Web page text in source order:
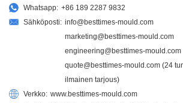
Whatsapp: +86 189 2287 9832
Sähköposti: info@besttimes-mould.com
marketing@besttimes-mould.com
engineering@besttimes-mould.com
quote@besttimes-mould.com (24
ilmainen tarjous)
Verkko: www.besttimes-mould.com